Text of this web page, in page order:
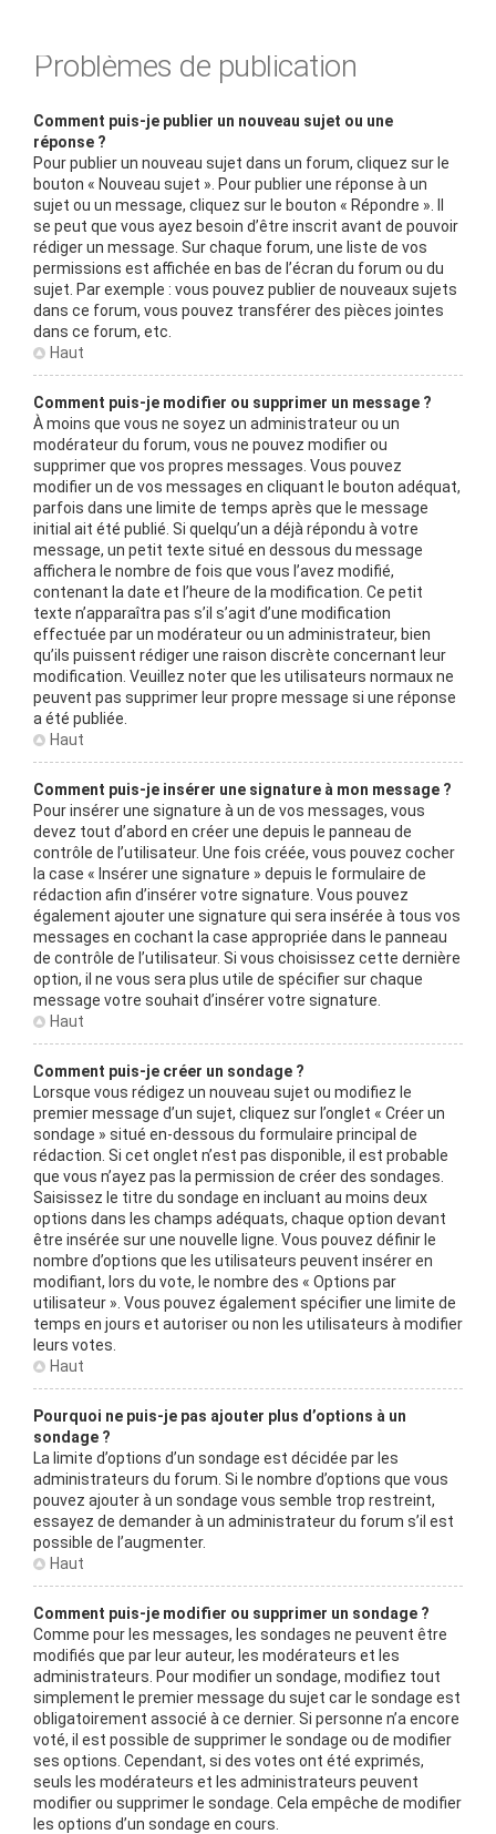
Problèmes de publication
Comment puis-je publier un nouveau sujet ou une
réponse ?
Pour publier un nouveau sujet dans un forum, cliquez sur le
bouton « Nouveau sujet ». Pour publier une réponse à un
sujet ou un message, cliquez sur le bouton « Répondre ». Il
se peut que vous ayez besoin d’être inscrit avant de pouvoir
rédiger un message. Sur chaque forum, une liste de vos
permissions est affichée en bas de l’écran du forum ou du
sujet. Par exemple : vous pouvez publier de nouveaux sujets
dans ce forum, vous pouvez transférer des pièces jointes
dans ce forum, etc.
Haut
Comment puis-je modifier ou supprimer un message ?
À moins que vous ne soyez un administrateur ou un
modérateur du forum, vous ne pouvez modifier ou
supprimer que vos propres messages. Vous pouvez
modifier un de vos messages en cliquant le bouton adéquat,
parfois dans une limite de temps après que le message
initial ait été publié. Si quelqu’un a déjà répondu à votre
message, un petit texte situé en dessous du message
affichera le nombre de fois que vous l’avez modifié,
contenant la date et l’heure de la modification. Ce petit
texte n’apparaîtra pas s’il s’agit d’une modification
effectuée par un modérateur ou un administrateur, bien
qu’ils puissent rédiger une raison discrète concernant leur
modification. Veuillez noter que les utilisateurs normaux ne
peuvent pas supprimer leur propre message si une réponse
a été publiée.
Haut
Comment puis-je insérer une signature à mon message ?
Pour insérer une signature à un de vos messages, vous
devez tout d’abord en créer une depuis le panneau de
contrôle de l’utilisateur. Une fois créée, vous pouvez cocher
la case « Insérer une signature » depuis le formulaire de
rédaction afin d’insérer votre signature. Vous pouvez
également ajouter une signature qui sera insérée à tous vos
messages en cochant la case appropriée dans le panneau
de contrôle de l’utilisateur. Si vous choisissez cette dernière
option, il ne vous sera plus utile de spécifier sur chaque
message votre souhait d’insérer votre signature.
Haut
Comment puis-je créer un sondage ?
Lorsque vous rédigez un nouveau sujet ou modifiez le
premier message d’un sujet, cliquez sur l’onglet « Créer un
sondage » situé en-dessous du formulaire principal de
rédaction. Si cet onglet n’est pas disponible, il est probable
que vous n’ayez pas la permission de créer des sondages.
Saisissez le titre du sondage en incluant au moins deux
options dans les champs adéquats, chaque option devant
être insérée sur une nouvelle ligne. Vous pouvez définir le
nombre d’options que les utilisateurs peuvent insérer en
modifiant, lors du vote, le nombre des « Options par
utilisateur ». Vous pouvez également spécifier une limite de
temps en jours et autoriser ou non les utilisateurs à modifier
leurs votes.
Haut
Pourquoi ne puis-je pas ajouter plus d’options à un
sondage ?
La limite d’options d’un sondage est décidée par les
administrateurs du forum. Si le nombre d’options que vous
pouvez ajouter à un sondage vous semble trop restreint,
essayez de demander à un administrateur du forum s’il est
possible de l’augmenter.
Haut
Comment puis-je modifier ou supprimer un sondage ?
Comme pour les messages, les sondages ne peuvent être
modifiés que par leur auteur, les modérateurs et les
administrateurs. Pour modifier un sondage, modifiez tout
simplement le premier message du sujet car le sondage est
obligatoirement associé à ce dernier. Si personne n’a encore
voté, il est possible de supprimer le sondage ou de modifier
ses options. Cependant, si des votes ont été exprimés,
seuls les modérateurs et les administrateurs peuvent
modifier ou supprimer le sondage. Cela empêche de modifier
les options d’un sondage en cours.